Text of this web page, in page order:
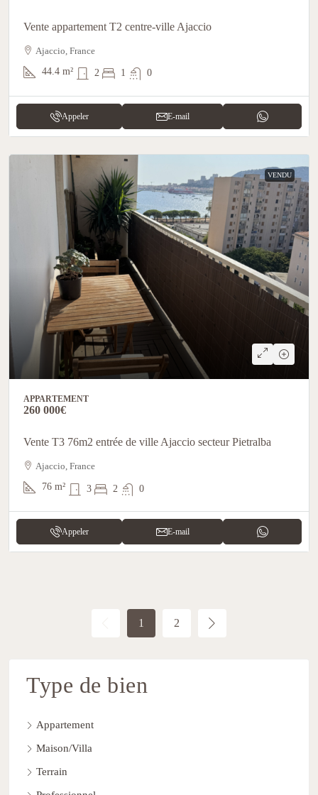
Vente appartement T2 centre-ville Ajaccio
Ajaccio, France
44.4 m² 2 1 0
Appeler E-mail
VENDU
APPARTEMENT
260 000€
Vente T3 76m2 entrée de ville Ajaccio secteur Pietralba
Ajaccio, France
76 m² 3 2 0
Appeler E-mail
1 2
Type de bien
Appartement
Maison/Villa
Terrain